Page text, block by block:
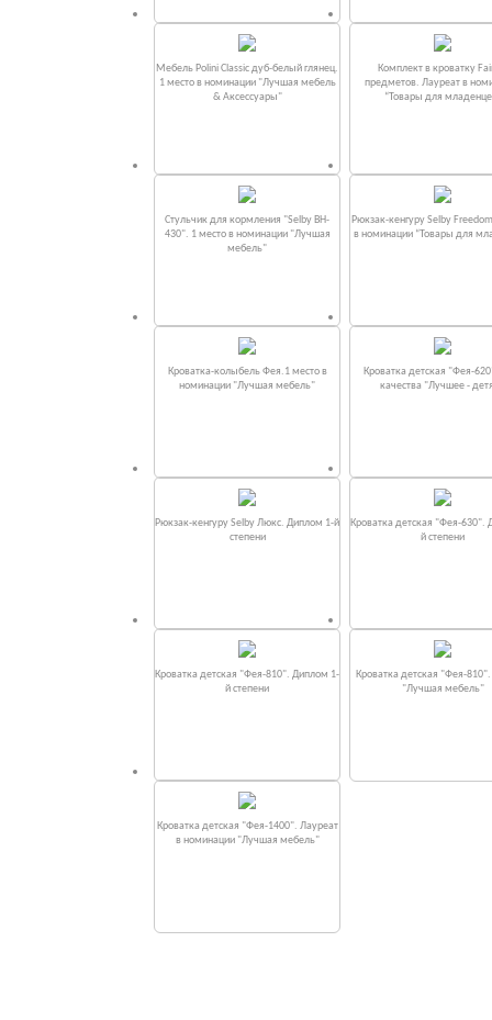
Мебель Polini Classic дуб-белый глянец.
1 место в номинации "Лучшая мебель
& Аксессуары"
Комплект в кроватку
предметов. Лауреат в
“Товары для
Стульчик для кормления "Selby BH-
430". 1 место в номинации "Лучшая
мебель"
Рюкзак-кенгуру Selby
в номинации “Товары для
Кроватка-колыбель Фея.1 место в
номинации "Лучшая мебель"
Кроватка детская "Фея-
качества "Лучшее -
Рюкзак-кенгуру Selby Люкс. Диплом 1-й
степени
Кроватка детская "Фея-630".
й степени
Кроватка детская "Фея-810". Диплом 1-
й степени
Кроватка детская "Фея-
"Лучшая мебель"
Кроватка детская "Фея-1400". Лауреат
в номинации "Лучшая мебель"